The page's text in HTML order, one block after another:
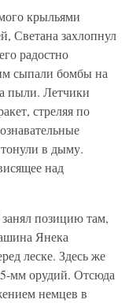
крыльями
Светана захлопнул
радостно
сыпали бомбы на
пыли. Летчики
стреляя по
в дыму.
над
позицию там,
Янека
леске. Здесь же
мм орудий. Отсюда
немцев в